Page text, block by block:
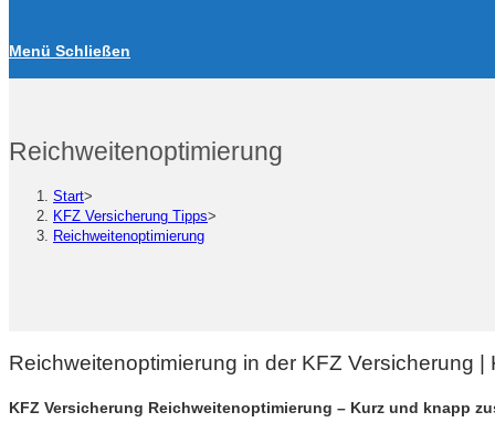
Menü Schließen
Reichweitenoptimierung
Start>
KFZ Versicherung Tipps>
Reichweitenoptimierung
Reichweitenoptimierung in der KFZ Versicherung |
KFZ Versicherung Reichweitenoptimierung – Kurz und knapp